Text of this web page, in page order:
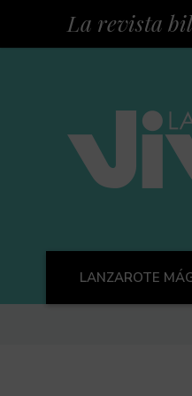
La revista
LANZAROTE